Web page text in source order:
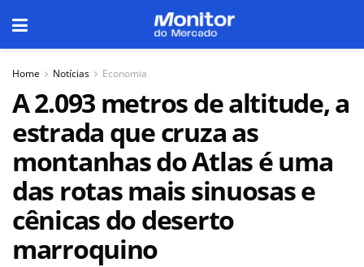
Home Notícias Economia
A 2.093 metros de altitude, a
estrada que cruza as
montanhas do Atlas é uma
das rotas mais sinuosas e
cênicas do deserto
marroquino